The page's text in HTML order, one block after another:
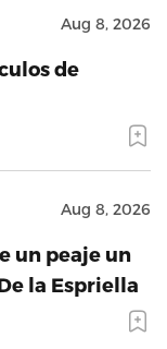
Aug 8, 2026
de
Aug 8, 2026
un peaje un
la Espriella